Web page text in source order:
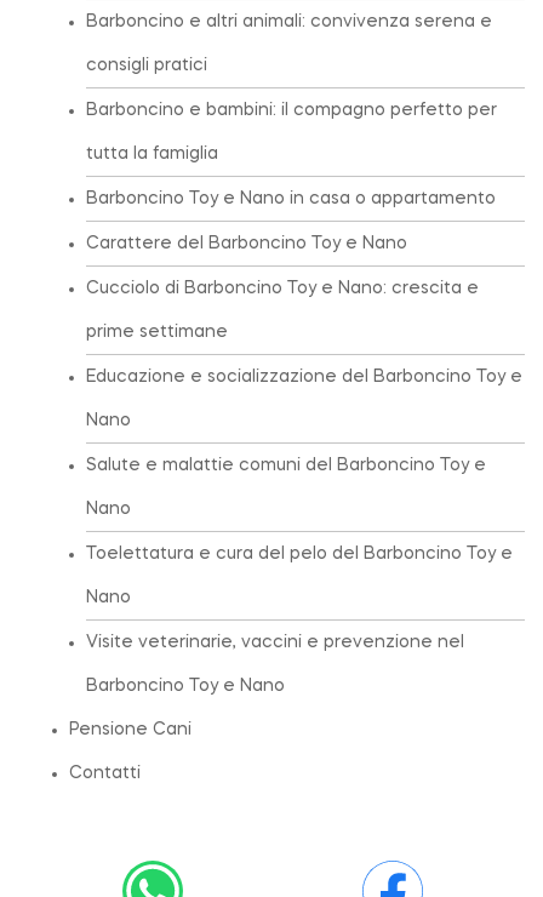
Barboncino e altri animali: convivenza serena e
consigli pratici
Barboncino e bambini: il compagno perfetto per
tutta la famiglia
Barboncino Toy e Nano in casa o appartamento
Carattere del Barboncino Toy e Nano
Cucciolo di Barboncino Toy e Nano: crescita e
prime settimane
Educazione e socializzazione del Barboncino Toy e
Nano
Salute e malattie comuni del Barboncino Toy e
Nano
Toelettatura e cura del pelo del Barboncino Toy e
Nano
Visite veterinarie, vaccini e prevenzione nel
Barboncino Toy e Nano
Pensione Cani
Contatti